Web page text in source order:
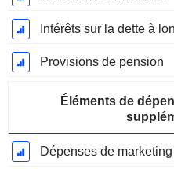
Intérêts sur la dette à
Provisions de pension
Éléments de
Dépenses de marketing